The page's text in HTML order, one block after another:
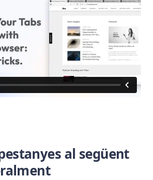
al següent